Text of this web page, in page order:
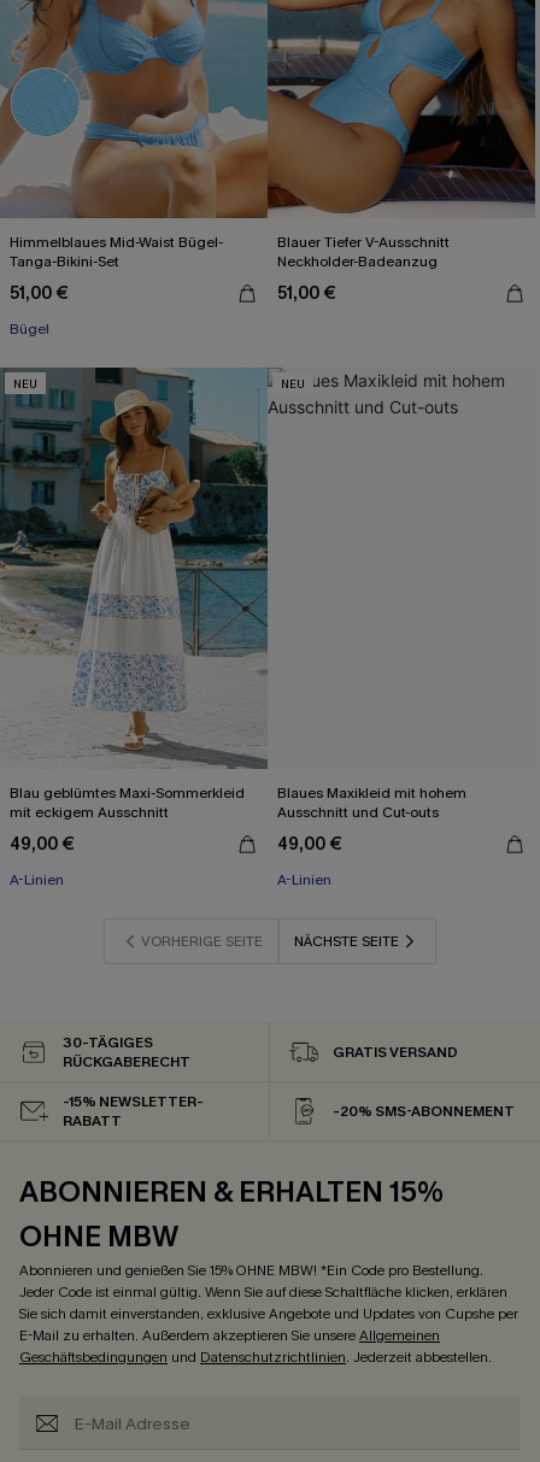
Himmelblaues Mid-Waist Bügel-
Tanga-Bikini-Set
51,00 €
Bügel
Blauer Tiefer V-Ausschnitt
Neckholder-Badeanzug
51,00 €
NEU
Blau geblümtes Maxi-Sommerkleid
mit eckigem Ausschnitt
49,00 €
A-Linien
NEU
Blaues Maxikleid mit hohem
Ausschnitt und Cut-outs
49,00 €
A-Linien
VORHERIGE SEITE NÄCHSTE SEITE
30-TÄGIGES
RÜCKGABERECHT
GRATIS VERSAND
-15% NEWSLETTER-
RABATT
-20% SMS-ABONNEMENT
ABONNIEREN & ERHALTEN 15%
OHNE MBW
Abonnieren und genießen Sie 15% OHNE MBW! *Ein Code pro Bestellung.
Jeder Code ist einmal gültig. Wenn Sie auf diese Schaltfläche klicken, erklären
Sie sich damit einverstanden, exklusive Angebote und Updates von Cupshe per
E-Mail zu erhalten. Außerdem akzeptieren Sie unsereAllgemeinen
Geschäftsbedingungen und Datenschutzrichtlinien. Jederzeit abbestellen.